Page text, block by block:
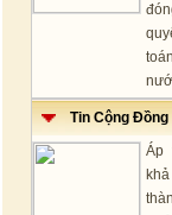
Tin Cộng Đồng
Áp